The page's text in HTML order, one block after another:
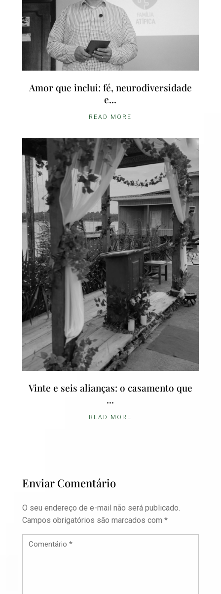
Amor que inclui: fé, neurodiversidade
e...
READ MORE
Vinte e seis alianças: o casamento que
...
READ MORE
Enviar Comentário
O seu endereço de e-mail não será publicado.
Campos obrigatórios são marcados com *